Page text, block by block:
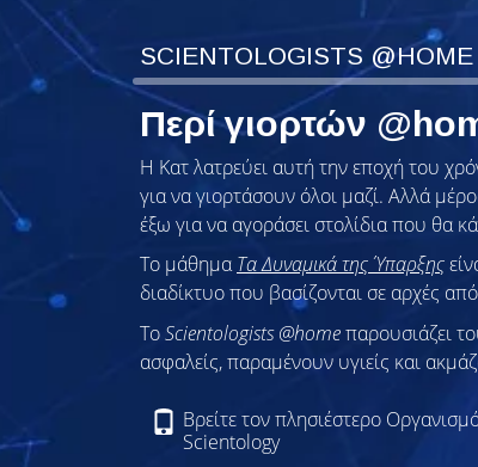
SCIENTOLOGISTS @HOME
Περί γιορτών
Η Κατ λατρεύει αυτή την εποχή του
για να γιορτάσουν όλοι μαζί. Αλλά
έξω για να αγοράσει στολίδια που θα
Το μάθημαΤα Δυναμικά της Ύπαρξης
διαδίκτυο που βασίζονται σε αρχές από
ToScientologists @homeπαρουσιάζει
ασφαλείς, παραμένουν υγιείς και
Βρείτε τον πλησιέστερο
Scientology